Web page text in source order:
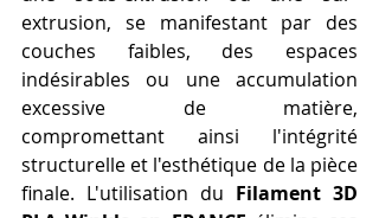
extrusion, se manifestant par des
couches faibles, des espaces
indésirables ou une accumulation
excessive de matière,
compromettant ainsi l'intégrité
structurelle et l'esthétique de la pièce
finale. L'utilisation du Filament 3D